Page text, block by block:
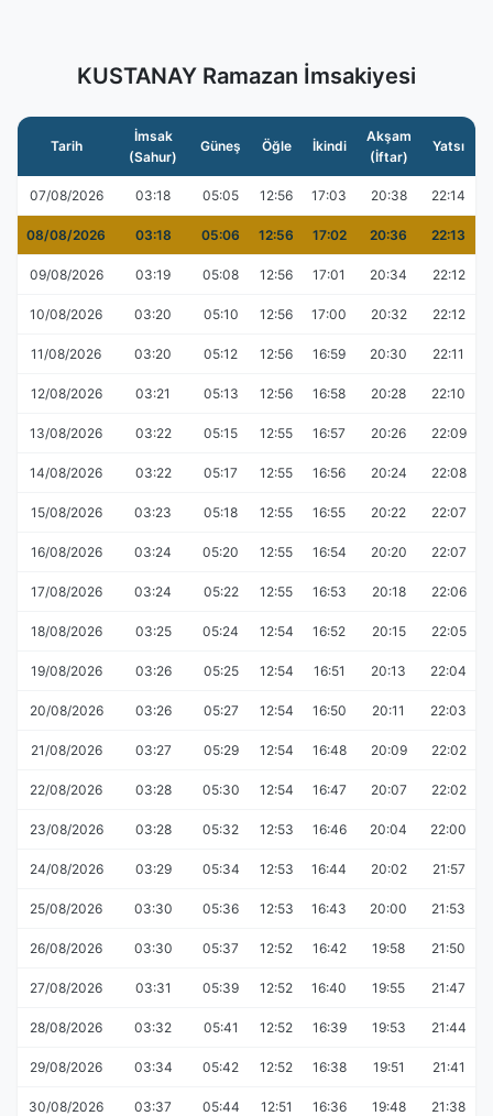
KUSTANAY Ramazan İmsakiyesi
Tarih
İmsak
(Sahur)
Güneş Öğle İkindi
Akşam
(İftar)
Yatsı
07/08/2026 03:18 05:05 12:56 17:03 20:38 22:14
08/08/2026 03:18 05:06 12:56 17:02 20:36 22:13
09/08/2026 03:19 05:08 12:56 17:01 20:34 22:12
10/08/2026 03:20 05:10 12:56 17:00 20:32 22:12
11/08/2026 03:20 05:12 12:56 16:59 20:30 22:11
12/08/2026 03:21 05:13 12:56 16:58 20:28 22:10
13/08/2026 03:22 05:15 12:55 16:57 20:26 22:09
14/08/2026 03:22 05:17 12:55 16:56 20:24 22:08
15/08/2026 03:23 05:18 12:55 16:55 20:22 22:07
16/08/2026 03:24 05:20 12:55 16:54 20:20 22:07
17/08/2026 03:24 05:22 12:55 16:53 20:18 22:06
18/08/2026 03:25 05:24 12:54 16:52 20:15 22:05
19/08/2026 03:26 05:25 12:54 16:51 20:13 22:04
20/08/2026 03:26 05:27 12:54 16:50 20:11 22:03
21/08/2026 03:27 05:29 12:54 16:48 20:09 22:02
22/08/2026 03:28 05:30 12:54 16:47 20:07 22:02
23/08/2026 03:28 05:32 12:53 16:46 20:04 22:00
24/08/2026 03:29 05:34 12:53 16:44 20:02 21:57
25/08/2026 03:30 05:36 12:53 16:43 20:00 21:53
26/08/2026 03:30 05:37 12:52 16:42 19:58 21:50
27/08/2026 03:31 05:39 12:52 16:40 19:55 21:47
28/08/2026 03:32 05:41 12:52 16:39 19:53 21:44
29/08/2026 03:34 05:42 12:52 16:38 19:51 21:41
30/08/2026 03:37 05:44 12:51 16:36 19:48 21:38